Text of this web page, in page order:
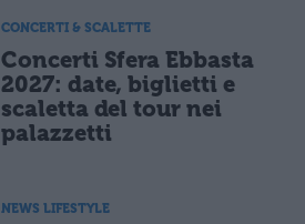
CONCERTI & SCALETTE
Concerti Sfera Ebbasta
2027: date, biglietti e
scaletta del tour nei
palazzetti
NEWS LIFESTYLE